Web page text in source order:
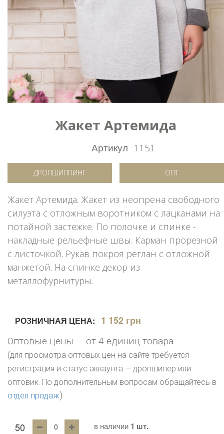
Жакет Артемида
Артикул 1151
ДРОПШИППИНГ ОПТ
Жакет Артемида. Жакет из неопрена свободного
силуэта с отложным воротником с лацканами на
потайной застежке. По полочке и спинке -
накладные рельефные швы. Карман прорезной
с листочкой. Рукав покроя реглан с отложной
манжетой. На спинке декор из
металлофурнитуры.
РОЗНИЧНАЯ ЦЕНА: 1 152 грн
Оптовые цены — от 4 единиц товара
(для просмотра оптовых цен на сайте требуется
регистрация и статус аккаунта — дропшипер или
оптовик. По дополнительным вопросам обращайтесь в
отдел продаж)
50 в наличии 1 шт.